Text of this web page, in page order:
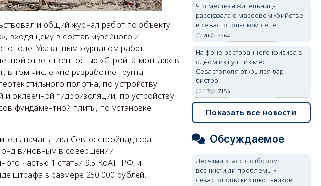
и общий журнал работ по объекту
входящему в состав музейного и
Указанным журналом работ
ответственностью «Стройгазмонтаж» в
в том числе «по разработке грунта
полотна, по устройству
оклеечной гидроизоляции, по устройству
фундаментной плиты, по установке
начальника Севгосстройнадзора
виновным в совершении
частью 1 статьи 9.5 КоАП РФ, и
штрафа в размере 250.000 рублей.
Что местная жительница
рассказала о массовом убийстве
в севастопольском селе
20 9964
На фоне ресторанного кризиса в
одном из лучших мест
Севастополя открылся бар-
бистро
13 7156
Показать все новости
Обсуждаемое
Десятый класс с отбором:
возникли ли проблемы у
севастопольских школьников